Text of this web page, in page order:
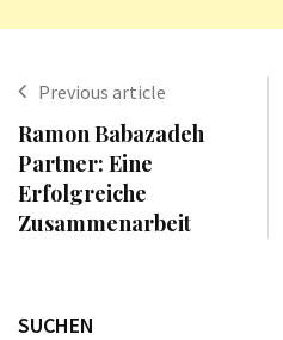
Previous article
Ramon Babazadeh
Partner: Eine
Erfolgreiche
Zusammenarbeit
SUCHEN